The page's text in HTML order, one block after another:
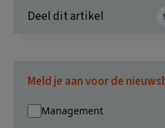
Deel dit artikel
Meld je aan voor de
Management